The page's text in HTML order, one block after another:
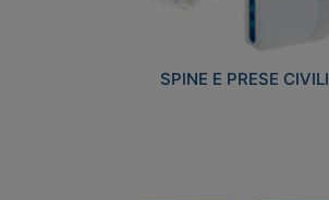
SPINE E PRESE CIVILI